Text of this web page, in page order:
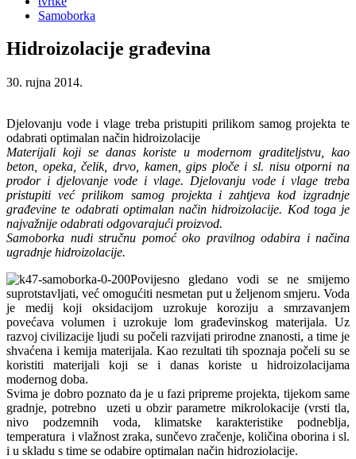
Samoborka
Hidroizolacije građevina
30. rujna 2014.
Djelovanju vode i vlage treba pristupiti prilikom samog projekta te
odabrati optimalan način hidroizolacije
Materijali koji se danas koriste u modernom graditeljstvu, kao
beton, opeka, čelik, drvo, kamen, gips ploče i sl. nisu otporni na
prodor i djelovanje vode i vlage. Djelovanju vode i vlage treba
pristupiti već prilikom samog projekta i zahtjeva kod izgradnje
građevine te odabrati optimalan način hidroizolacije. Kod toga je
najvažnije odabrati odgovarajući proizvod.
Samoborka nudi stručnu pomoć oko pravilnog odabira i načina
ugradnje hidroizolacije.
Povijesno gledano vodi se ne smijemo
suprotstavljati, već omogućiti nesmetan put u željenom smjeru. Voda
je medij koji oksidacijom uzrokuje koroziju a smrzavanjem
povećava volumen i uzrokuje lom građevinskog materijala. Uz
razvoj civilizacije ljudi su počeli razvijati prirodne znanosti, a time je
shvaćena i kemija materijala. Kao rezultati tih spoznaja počeli su se
koristiti materijali koji se i danas koriste u hidroizolacijama
modernog doba.
Svima je dobro poznato da je u fazi pripreme projekta, tijekom same
gradnje, potrebno uzeti u obzir parametre mikrolokacije (vrsti tla,
nivo podzemnih voda, klimatske karakteristike podneblja,
temperatura i vlažnost zraka, sunčevo zračenje, količina oborina i sl.
i u skladu s time se odabire optimalan način hidroziolacije.